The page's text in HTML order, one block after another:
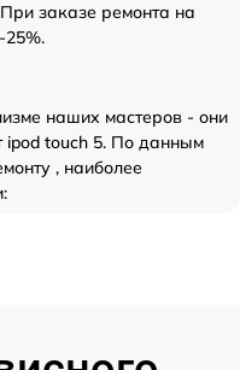
заказе ремонта на
25%.
наших мастеров - они
ipod touch 5. По данным
, наиболее